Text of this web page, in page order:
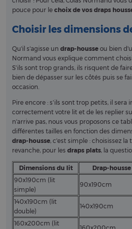
pouce pour le choix de vos draps
Choisir les dimensions
Qu'il s'agisse un drap-housse ou bien
Normand vous explique comment
S’ils sont trop grands, ils risquent de
bien de dépasser sur les côtés puis se
occasion.
Pire encore : s’ils sont trop petits, il sera
correctement votre lit et de les replier
n'arrive pas, nous vous proposons ce
différentes tailles en fonction des
drap-housse, c'est simple : choisissez la
revanche, pour les draps plats, la
Dimensions du lit Drap-housse
90x190cm (lit
simple)
90x190cm
140x190cm (lit
double)
140x190cm
160x200cm (lit